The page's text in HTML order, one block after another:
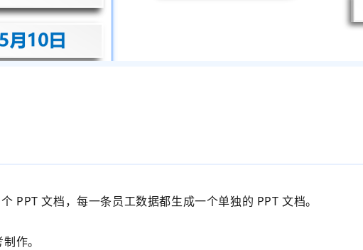
PPT 文档，每一条员工数据都生成一个单独的 PPT 文档。
作。